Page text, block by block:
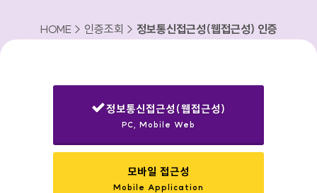
HOME > 인증조회 > 정보통신접근성(웹접근성) 인증
정보통신접근성(웹접근성)
PC, Mobile Web
모바일 접근성
Mobile Application